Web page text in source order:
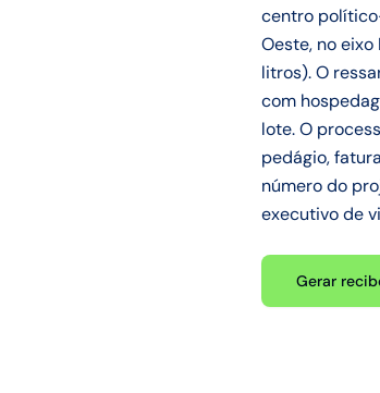
centro
Oeste, no
litros). O
com
lote. O
pedágio,
número do
executivo de
Gerar